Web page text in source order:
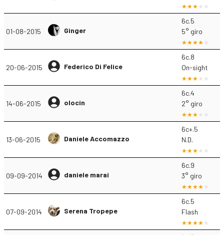
01-08-2015 Ginger
6c.5
5° giro
20-06-2015 Federico Di Felice
6c.8
On-sight
14-06-2015 olocin
6c.4
2° giro
13-06-2015 Daniele Accomazzo
6c+.5
N.D.
09-09-2014 daniele marai
6c.9
3° giro
07-09-2014 Serena Tropepe
6c.5
Flash